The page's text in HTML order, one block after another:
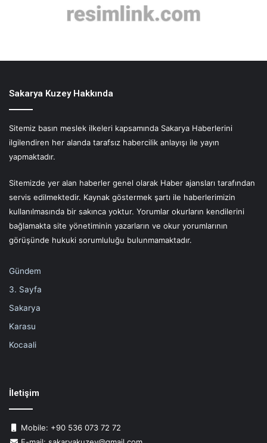
Sakarya Kuzey Hakkında
Sitemiz basın meslek ilkeleri kapsamında Sakarya Haberlerini
ilgilendiren her alanda tarafsız habercilik anlayışı ile yayın
yapmaktadır.
Sitemizde yer alan haberler genel olarak Haber ajansları tarafından
servis edilmektedir. Kaynak göstermek şartı ile haberlerimizin
kullanılmasında bir sakınca yoktur. Yorumlar okurların kendilerini
bağlamakta site yönetiminin yazarların ve okur yorumlarının
görüşünde hukuki sorumluluğu bulunmamaktadır.
Gündem
3. Sayfa
Sakarya
Karasu
Kocaali
İletişim
Mobile: +90 536 073 72 72